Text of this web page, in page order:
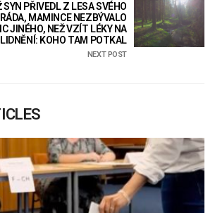
SYN PŘIVEDL Z LESA SVÉHO
MAMINCE NEZBÝVALO
JINÉHO, NEŽ VZÍT LÉKY NA
KOHO TAM POTKAL
NEXT POST